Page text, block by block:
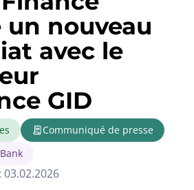
nouveau
avec le
GID
Communiqué de presse